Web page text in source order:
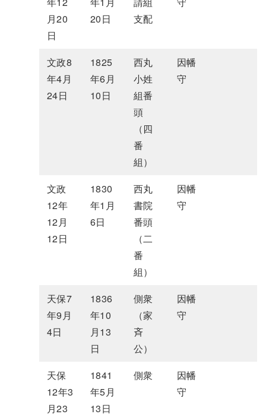
月20
日
20日
支配
文政8
年4月
24日
1825
年6月
10日
西丸
小姓
組番
頭
（四
番
組）
因幡
守
文政
12年
12月
12日
1830
年1月
6日
西丸
書院
番頭
（二
番
組）
因幡
守
天保7
年9月
4日
1836
年10
月13
日
側衆
（家
斉
公）
因幡
守
天保
12年3
月23
1841
年5月
13日
側衆
因幡
守